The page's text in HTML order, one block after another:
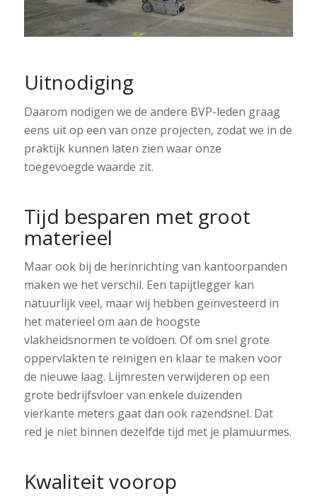
Uitnodiging
Daarom nodigen we de andere BVP-leden graag
eens uit op een van onze projecten, zodat we in de
praktijk kunnen laten zien waar onze
toegevoegde waarde zit.
Tijd besparen met groot
materieel
Maar ook bij de herinrichting van kantoorpanden
maken we het verschil. Een tapijtlegger kan
natuurlijk veel, maar wij hebben geïnvesteerd in
het materieel om aan de hoogste
vlakheidsnormen te voldoen. Of om snel grote
oppervlakten te reinigen en klaar te maken voor
de nieuwe laag. Lijmresten verwijderen op een
grote bedrijfsvloer van enkele duizenden
vierkante meters gaat dan ook razendsnel. Dat
red je niet binnen dezelfde tijd met je plamuurmes.
Kwaliteit voorop